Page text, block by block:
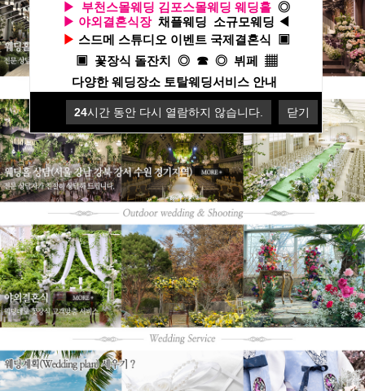
▶ 부천스몰웨딩 김포스몰웨딩 웨딩홀 ◎
▶ 야외결혼식장 채플웨딩 소규모웨딩 ◀
▶ 스드메 스튜디오 이벤트 국제결혼식
▣
▣
꽃장식 돌잔치 ◎ ☎ ◎ 뷔페
▦
다양한 웨딩장소 토탈웨딩서비스 안내
24시간 동안 다시 열람하지 않습니다. 닫기